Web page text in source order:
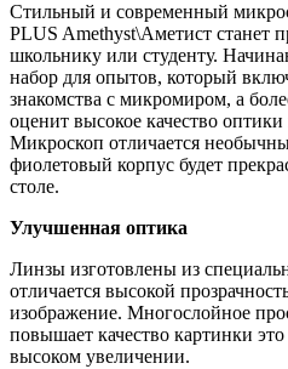
Стильный и современный
PLUS Amethyst\Аметист станет
школьнику или студенту.
набор для опытов, который
знакомства с микромиром, а
оценит высокое качество
Микроскоп отличается
фиолетовый корпус будет
столе.
Улучшенная оптика
Линзы изготовлены из
отличается высокой
изображение. Многослойное
повышает качество картинки
высоком увеличении.